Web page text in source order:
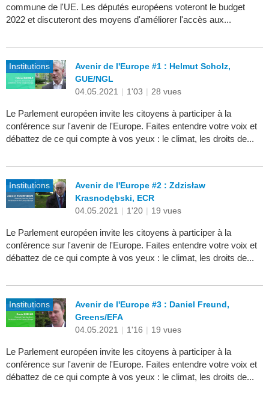
commune de l'UE. Les députés européens voteront le budget
2022 et discuteront des moyens d'améliorer l'accès aux...
Institutions
Avenir de l'Europe #1 : Helmut Scholz,
GUE/NGL
04.05.2021 | 1'03 | 28 vues
Le Parlement européen invite les citoyens à participer à la
conférence sur l'avenir de l'Europe. Faites entendre votre voix et
débattez de ce qui compte à vos yeux : le climat, les droits de...
Institutions
Avenir de l'Europe #2 : Zdzisław
Krasnodębski, ECR
04.05.2021 | 1'20 | 19 vues
Le Parlement européen invite les citoyens à participer à la
conférence sur l'avenir de l'Europe. Faites entendre votre voix et
débattez de ce qui compte à vos yeux : le climat, les droits de...
Institutions
Avenir de l'Europe #3 : Daniel Freund,
Greens/EFA
04.05.2021 | 1'16 | 19 vues
Le Parlement européen invite les citoyens à participer à la
conférence sur l'avenir de l'Europe. Faites entendre votre voix et
débattez de ce qui compte à vos yeux : le climat, les droits de...